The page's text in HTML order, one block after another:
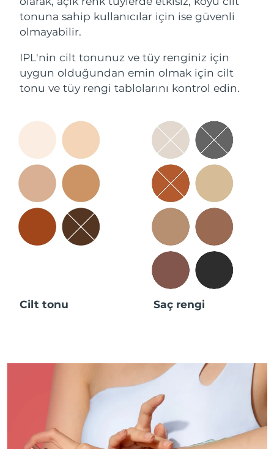
tonuna sahip kullanıcılar için ise güvenli
olmayabilir.
IPL'nin cilt tonunuz ve tüy renginiz için
uygun olduğundan emin olmak için cilt
tonu ve tüy rengi tablolarını kontrol edin.
Cilt tonu Saç rengi